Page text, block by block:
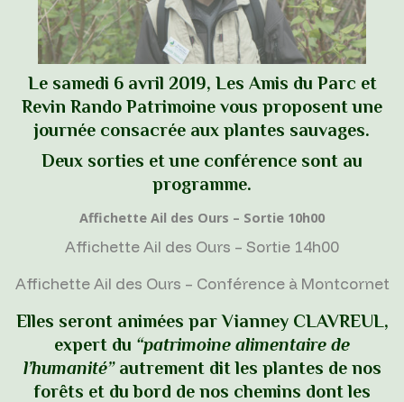
Le samedi 6 avril 2019, Les Amis du Parc et
Revin Rando Patrimoine vous proposentune
journée consacrée aux plantes sauvages.
Deux sorties et une conférence sont au
programme.
Affichette Ail des Ours – Sortie 10h00
Affichette Ail des Ours – Sortie 14h00
Affichette Ail des Ours – Conférence à Montcornet
Elles seront animées parVianney CLAVREUL,
expert du “patrimoine alimentaire de
l’humanité”autrement dit les plantes de nos
forêts et du bord de nos chemins dont les